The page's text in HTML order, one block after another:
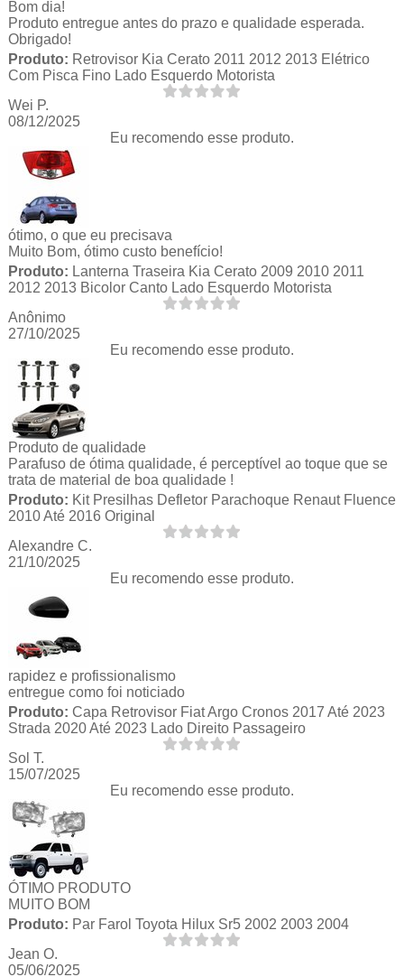
Bom dia!
Produto entregue antes do prazo e qualidade esperada.
Obrigado!
Produto: Retrovisor Kia Cerato 2011 2012 2013 Elétrico
Com Pisca Fino Lado Esquerdo Motorista
Wei P.
08/12/2025
Eu recomendo esse produto.
ótimo, o que eu precisava
Muito Bom, ótimo custo benefício!
Produto: Lanterna Traseira Kia Cerato 2009 2010 2011
2012 2013 Bicolor Canto Lado Esquerdo Motorista
Anônimo
27/10/2025
Eu recomendo esse produto.
Produto de qualidade
Parafuso de ótima qualidade, é perceptível ao toque que se
trata de material de boa qualidade !
Produto: Kit Presilhas Defletor Parachoque Renaut Fluence
2010 Até 2016 Original
Alexandre C.
21/10/2025
Eu recomendo esse produto.
rapidez e profissionalismo
entregue como foi noticiado
Produto: Capa Retrovisor Fiat Argo Cronos 2017 Até 2023
Strada 2020 Até 2023 Lado Direito Passageiro
Sol T.
15/07/2025
Eu recomendo esse produto.
ÓTIMO PRODUTO
MUITO BOM
Produto: Par Farol Toyota Hilux Sr5 2002 2003 2004
Jean O.
05/06/2025